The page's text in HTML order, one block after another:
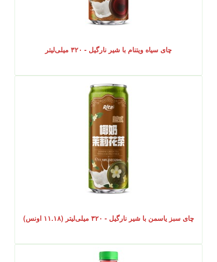
چای سیاه ویتنام با شیر نارگیل - ۳۲۰ میلی‌لیتر
چای سبز یاسمن با شیر نارگیل - ۳۲۰ میلی‌لیتر (۱۱.۱۸ اونس)